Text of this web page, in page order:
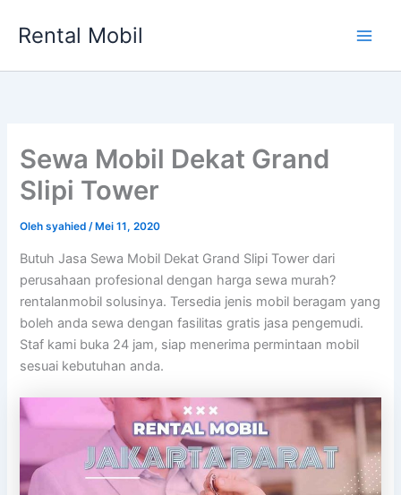
Rental Mobil
Sewa Mobil Dekat Grand
Slipi Tower
Olehsyahied/ Mei 11, 2020
Butuh Jasa Sewa Mobil Dekat Grand Slipi Tower dari
perusahaan profesional dengan harga sewa murah?
rentalanmobil solusinya. Tersedia jenis mobil beragam yang
boleh anda sewa dengan fasilitas gratis jasa pengemudi.
Staf kami buka 24 jam, siap menerima permintaan mobil
sesuai kebutuhan anda.